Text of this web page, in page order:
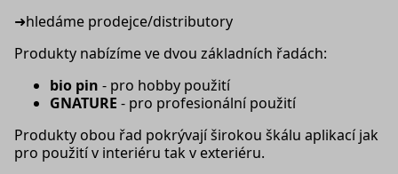
➜hledáme prodejce/distributory
Produkty nabízíme ve dvou základních řadách:
bio pin - pro hobby použití
GNATURE - pro profesionální použití
Produkty obou řad pokrývají širokou škálu aplikací jak
pro použití v interiéru tak v exteriéru.